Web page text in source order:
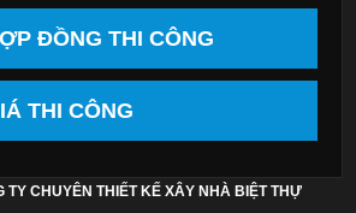
ĐỒNG THI CÔNG
THI CÔNG
TY CHUYÊN THIẾT KẾ XÂY NHÀ BIỆT THỰ